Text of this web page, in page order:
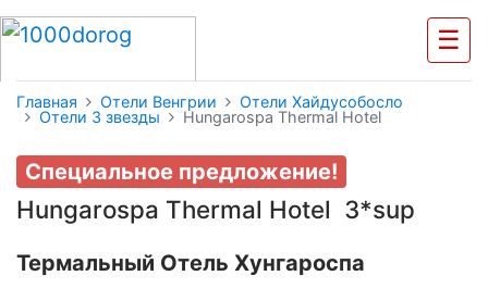
☰
Главная Отели Венгрии
Отели Хайдусобосло
Отели 3 звезды
Hungarospa Thermal Hotel
Специальное предложение!
Hungarospa Thermal Hotel 3*sup
Термальный Отель Хунгароспа